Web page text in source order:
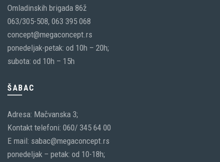
Omladinskih brigada 86ž
063/305-508, 063 395 068
concept@megaconcept.rs
ponedeljak-petak: od 10h – 20h;
subota: od 10h – 15h
ŠABAC
Adresa: Mačvanska 3;
Kontakt telefoni: 060/ 345 64 00
E mail: sabac@megaconcept.rs
ponedeljak – petak: od 10-18h;